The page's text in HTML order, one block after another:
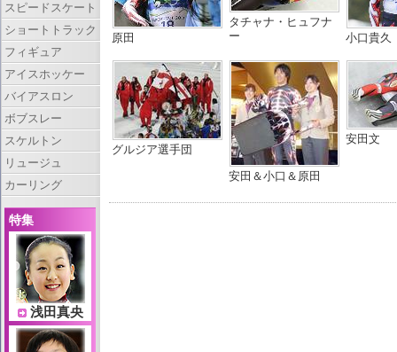
原田
タチャナ・ヒュフナ
ー
小口貴久
グルジア選手団
安田＆小口＆原田
安田文
スピードスケート
ショートトラック
フィギュア
アイスホッケー
バイアスロン
ボブスレー
スケルトン
リュージュ
カーリング
特集
浅田真央